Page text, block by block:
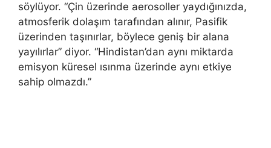
söylüyor. “Çin üzerinde aerosoller yaydığınızda,
atmosferik dolaşım tarafından alınır, Pasifik
üzerinden taşınırlar, böylece geniş bir alana
yayılırlar” diyor. “Hindistan’dan aynı miktarda
emisyon küresel ısınma üzerinde aynı etkiye
sahip olmazdı.”